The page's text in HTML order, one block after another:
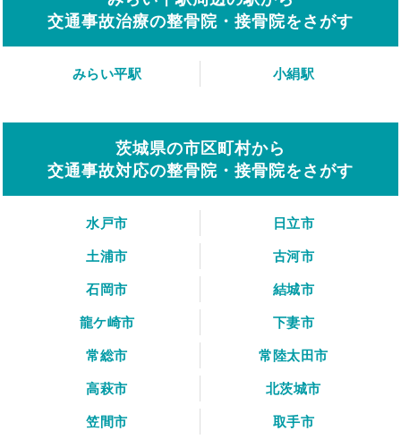
交通事故治療の整骨院・接骨院をさがす
みらい平駅 小絹駅
茨城県の市区町村から
交通事故対応の整骨院・接骨院をさがす
水戸市
日立市
土浦市
古河市
石岡市
結城市
龍ケ崎市
下妻市
常総市
常陸太田市
高萩市
北茨城市
笠間市
取手市